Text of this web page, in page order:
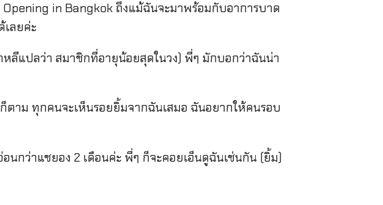
in Bangkok ถึงแม้ฉันจะมาพร้อมกับอาการบาด
เลยค่ะ
ลีแปลว่า สมาชิกที่อายุน้อยสุดในวง) พี่ๆ มักบอกว่าฉันน่า
ตาม ทุกคนจะเห็นรอยยิ้มจากฉันเสมอ ฉันอยากให้คนรอบ
นกว่าแชยอง 2 เดือนค่ะ พี่ๆ ก็จะคอยเอ็นดูฉันเช่นกัน (ยิ้ม)